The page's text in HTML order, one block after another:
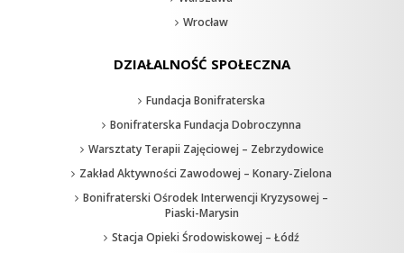
Wrocław
DZIAŁALNOŚĆ SPOŁECZNA
Fundacja Bonifraterska
Bonifraterska Fundacja Dobroczynna
Warsztaty Terapii Zajęciowej – Zebrzydowice
Zakład Aktywności Zawodowej – Konary-Zielona
Bonifraterski Ośrodek Interwencji Kryzysowej –
Piaski-Marysin
Stacja Opieki Środowiskowej – Łódź